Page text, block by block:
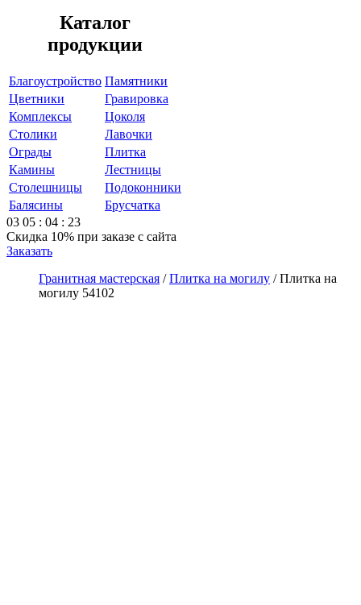
Каталог
продукции
Благоустройство Памятники
Цветники
Гравировка
Комплексы
Цоколя
Столики
Лавочки
Ограды
Плитка
Камины
Лестницы
Столешницы
Подоконники
Балясины
Брусчатка
03 05 : 04 : 23
Скидка 10% при заказе с сайта
Заказать
Гранитная мастерская /Плитка на могилу /Плитка на
могилу 54102